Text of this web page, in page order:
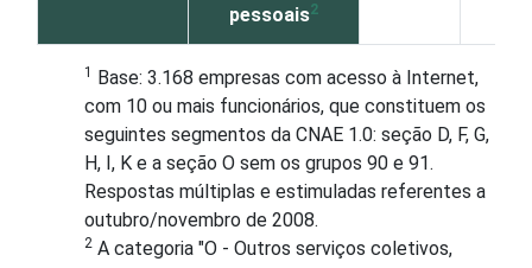
pessoais2
1 Base: 3.168 empresas com acesso à Internet,
com 10 ou mais funcionários, que constituem os
seguintes segmentos da CNAE 1.0: seção D, F, G,
H, I, K e a seção O sem os grupos 90 e 91.
Respostas múltiplas e estimuladas referentes a
outubro/novembro de 2008.
2 A categoria "O - Outros serviços coletivos,